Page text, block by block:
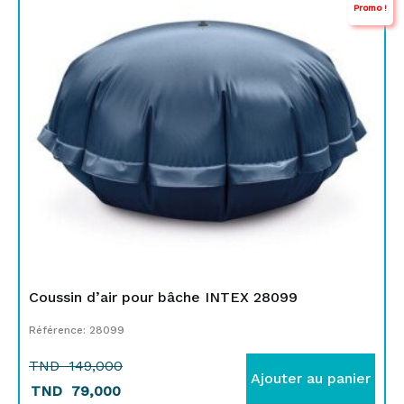
Promo !
Coussin d’air pour bâche INTEX 28099
Référence: 28099
TND149,000
initial
était :
TND
149,000.
TND 79,000
actuel
est :
TND
79,000.
Ajouter au panier